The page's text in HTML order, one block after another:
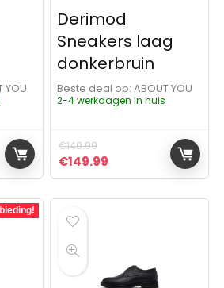
YOU
was: €159.99.
is: €159.99.
Derimod
Sneakers laag
donkerbruin
Beste deal op:
ABOUT YOU
2-4 werkdagen in huis
€149.99
Oorspronkelijke prijs was:
€149.99 Huidige prijs is: